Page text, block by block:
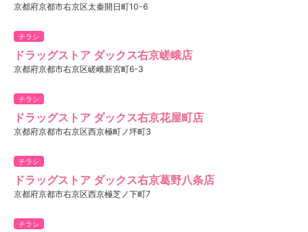
京都府京都市右京区太秦開日町10-6
チラシ
ドラッグストア ダックス右京嵯峨店
京都府京都市右京区嵯峨新宮町6-3
チラシ
ドラッグストア ダックス右京花屋町店
京都府京都市右京区西京極町ノ坪町3
チラシ
ドラッグストア ダックス右京葛野八条店
京都府京都市右京区西京極芝ノ下町7
チラシ